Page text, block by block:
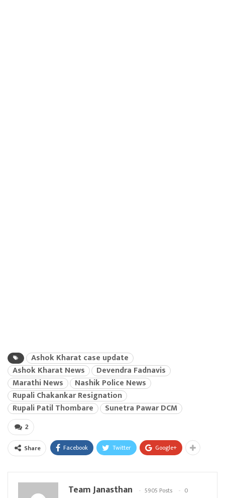
Ashok Kharat case update
Ashok Kharat News
Devendra Fadnavis
Marathi News
Nashik Police News
Rupali Chakankar Resignation
Rupali Patil Thombare
Sunetra Pawar DCM
2
Share Facebook Twitter Google+
Team Janasthan 5905 Posts
0